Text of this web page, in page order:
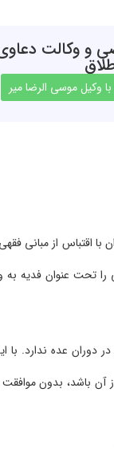
و وکالت
وکیل موسی الرضا میر
اقتباس از مبانی
عنوان فدیه به
عده ندارد. با
آن باشد، بدون